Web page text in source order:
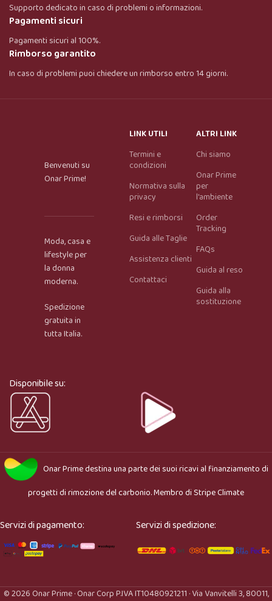
Onar AI Assistant
Supporto dedicato in caso di problemi o informazioni.
Pagamenti sicuri
Pagamenti sicuri al 100%.
Rimborso garantito
In caso di problemi puoi chiedere un rimborso entro 14 giorni.
Benvenuti su
Onar Prime!
Moda, casa e
lifestyle per
la donna
moderna.
Spedizione
gratuita in
tutta Italia.
LINK UTILI
Termini e
condizioni
Normativa sulla
privacy
Resi e rimborsi
Guida alle Taglie
Assistenza clienti
Contattaci
ALTRI LINK
Chi siamo
Onar Prime
per
l'ambiente
Order
Tracking
FAQs
Guida al reso
Guida alla
sostituzione
Disponibile su:
Onar Primedestina una parte dei suoi ricavi al finanziamento di
progetti di rimozione del carbonio. Membro diStripe Climate
Servizi di pagamento: Servizi di spedizione:
© 2026 Onar Prime · Onar Corp P.IVA IT10480921211 · Via Vanvitelli 3, 80011,